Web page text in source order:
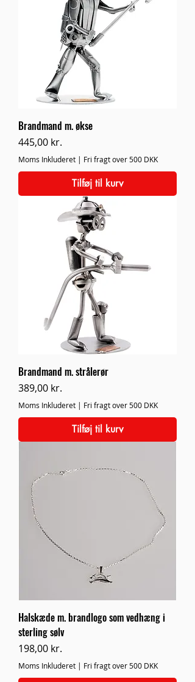
Brandmand m. økse
Pris
445,00 kr.
Moms Inkluderet | Fri fragt over 500 DKK
Tilføj til kurv
Brandmand m. strålerør
Pris
389,00 kr.
Moms Inkluderet | Fri fragt over 500 DKK
Tilføj til kurv
Halskæde m. brandlogo som vedhæng i
sterling sølv
Pris
198,00 kr.
Moms Inkluderet | Fri fragt over 500 DKK